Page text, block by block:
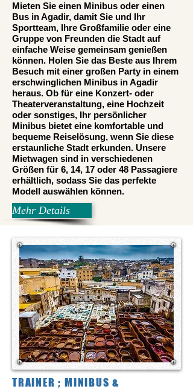
Mieten Sie einen Minibus oder einen
Bus in Agadir, damit Sie und Ihr
Sportteam, Ihre Großfamilie oder eine
Gruppe von Freunden die Stadt auf
einfache Weise gemeinsam genießen
können. Holen Sie das Beste aus Ihrem
Besuch mit einer großen Party in einem
erschwinglichen Minibus in Agadir
heraus. Ob für eine Konzert- oder
Theaterveranstaltung, eine Hochzeit
oder sonstiges, Ihr persönlicher
Minibus bietet eine komfortable und
bequeme Reiselösung, wenn Sie diese
erstaunliche Stadt erkunden. Unsere
Mietwagen sind in verschiedenen
Größen für 6, 14, 17 oder 48 Passagiere
erhältlich, sodass Sie das perfekte
Modell auswählen können.
Mehr Details
TRAINER ; MINIBUS &